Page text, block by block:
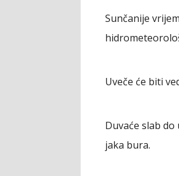
Sunčanije
Uveče će biti
Duvaće slab
jaka bura.